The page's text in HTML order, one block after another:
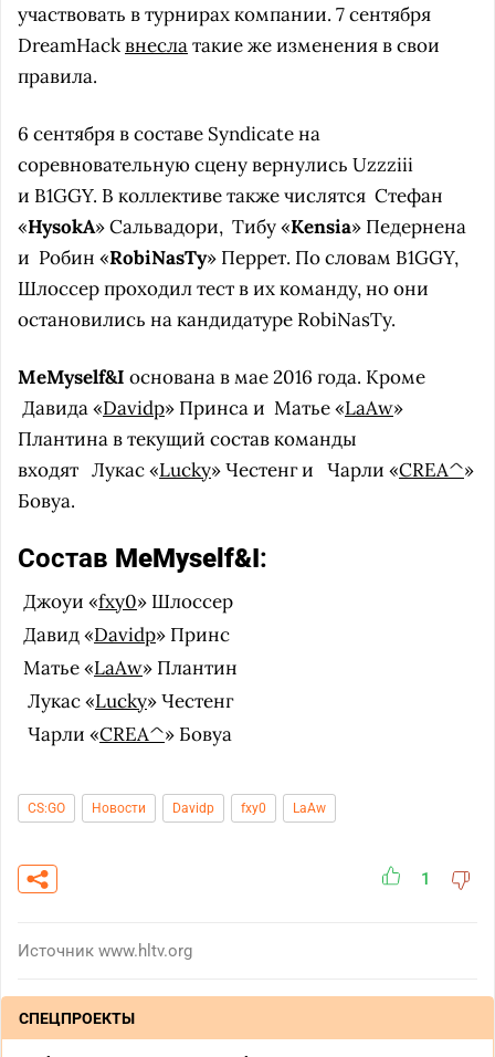
участвовать в турнирах компании. 7 сентября
DreamHackвнеслатакие же изменения в свои
правила.
6 сентября в составе Syndicate на
соревновательную сцену вернулись Uzzziii
и B1GGY. В коллективе также числятся Стефан
«HysokA» Сальвадори, Тибу «Kensia» Педернена
и Робин «RobiNasTy» Перрет. По словам B1GGY,
Шлоссер проходил тест в их команду, но они
остановились на кандидатуре RobiNasTy.
MeMyself&I основана в мае 2016 года. Кроме
Давида «Davidp» Принса и Матье «LaAw»
Плантина в текущий состав команды
входят Лукас «Lucky» Честенг и Чарли «CREA^»
Бовуа.
Состав MeMyself&I:
Джоуи «fxy0» Шлоссер
Давид «Davidp» Принс
Матье «LaAw» Плантин
Лукас «Lucky» Честенг
Чарли «CREA^» Бовуа
CS:GO Новости Davidp fxy0 LaAw
1
Источник www.hltv.org
СПЕЦПРОЕКТЫ